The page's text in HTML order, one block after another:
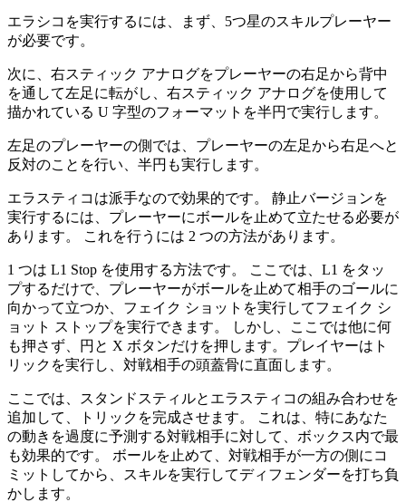
エラシコを実行するには、まず、5つ星のスキルプレーヤー
が必要です。
次に、右スティック アナログをプレーヤーの右足から背中
を通して左足に転がし、右スティック アナログを使用して
描かれている U 字型のフォーマットを半円で実行します。
左足のプレーヤーの側では、プレーヤーの左足から右足へと
反対のことを行い、半円も実行します。
エラスティコは派手なので効果的です。 静止バージョンを
実行するには、プレーヤーにボールを止めて立たせる必要が
あります。 これを行うには 2 つの方法があります。
1 つは L1 Stop を使用する方法です。 ここでは、L1 をタッ
プするだけで、プレーヤーがボールを止めて相手のゴールに
向かって立つか、フェイク ショットを実行してフェイク シ
ョット ストップを実行できます。 しかし、ここでは他に何
も押さず、円と X ボタンだけを押します。プレイヤーはト
リックを実行し、対戦相手の頭蓋骨に直面します。
ここでは、スタンドスティルとエラスティコの組み合わせを
追加して、トリックを完成させます。 これは、特にあなた
の動きを過度に予測する対戦相手に対して、ボックス内で最
も効果的です。 ボールを止めて、対戦相手が一方の側にコ
ミットしてから、スキルを実行してディフェンダーを打ち負
かします。